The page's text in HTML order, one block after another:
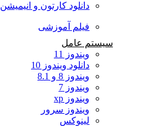
دانلود کارتون و انیمیشن
فیلم آموزشی
سیستم عامل
ویندوز 11
دانلود ویندوز 10
ویندوز 8 و 8.1
ویندوز 7
ویندوز xp
ویندوز سرور
لینوکس